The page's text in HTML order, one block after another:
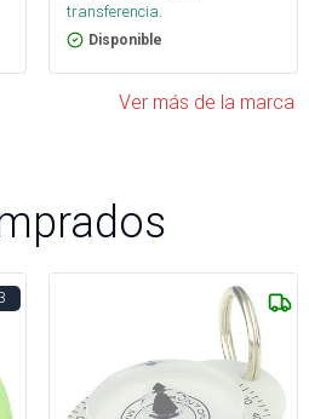
transferencia.
Disponible
Ver más de la marca